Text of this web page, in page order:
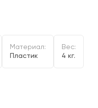
Материал:
Пластик
Вес:
4 кг.